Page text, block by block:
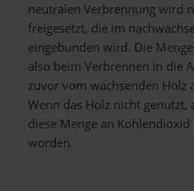
neutralen Verbrennung wird
freigesetzt, die im
eingebunden wird. Die
also beim Verbrennen in die
zuvor vom wachsenden Holz
Wenn das Holz nicht
diese Menge an
worden.